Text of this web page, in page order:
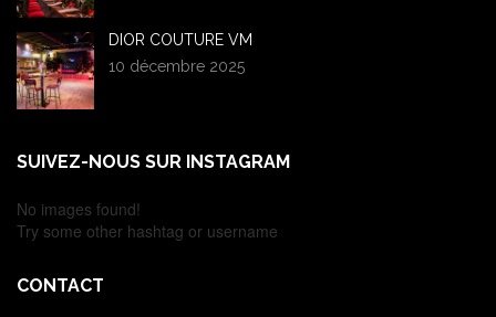
DIOR COUTURE VM
10 décembre 2025
SUIVEZ-NOUS SUR INSTAGRAM
No images found!
Try some other hashtag or username
CONTACT